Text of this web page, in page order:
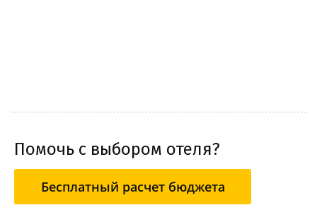
Помочь с выбором отеля?
Бесплатный расчет бюджета